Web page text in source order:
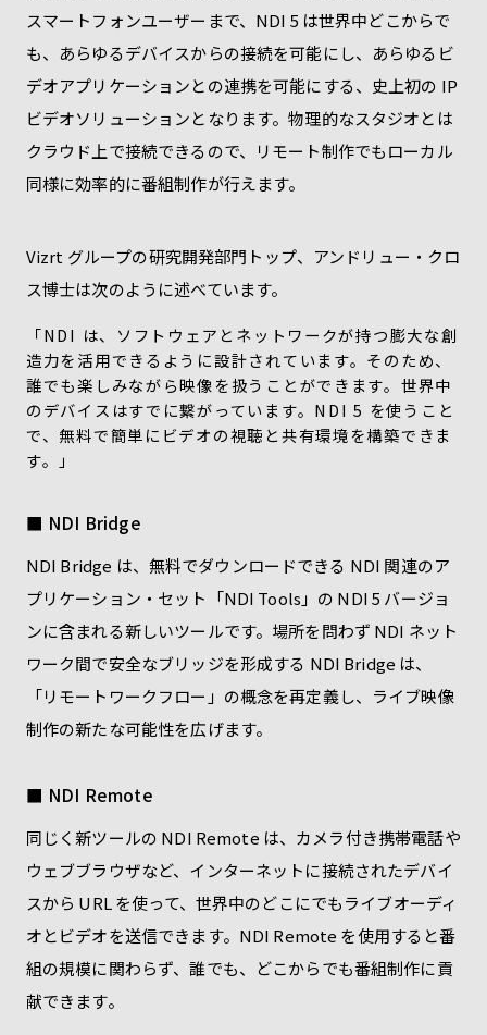
スマートフォンユーザーまで、NDI 5 は世界中どこからで
も、あらゆるデバイスからの接続を可能にし、あらゆるビ
デオアプリケーションとの連携を可能にする、史上初の IP
ビデオソリューションとなります。物理的なスタジオとは
クラウド上で接続できるので、リモート制作でもローカル
同様に効率的に番組制作が行えます。
Vizrt グループの研究開発部門トップ、アンドリュー・クロ
ス博士は次のように述べています。
「NDI は、ソフトウェアとネットワークが持つ膨大な創
造力を活用できるように設計されています。そのため、
誰でも楽しみながら映像を扱うことができます。世界中
のデバイスはすでに繋がっています。NDI 5 を使うこと
で、無料で簡単にビデオの視聴と共有環境を構築できま
す。」
■ NDI Bridge
NDI Bridge は、無料でダウンロードできる NDI 関連のア
プリケーション・セット「NDI Tools」の NDI 5 バージョ
ンに含まれる新しいツールです。場所を問わず NDI ネット
ワーク間で安全なブリッジを形成する NDI Bridge は、
「リモートワークフロー」の概念を再定義し、ライブ映像
制作の新たな可能性を広げます。
■ NDI Remote
同じく新ツールの NDI Remote は、カメラ付き携帯電話や
ウェブブラウザなど、インターネットに接続されたデバイ
スから URL を使って、世界中のどこにでもライブオーディ
オとビデオを送信できます。NDI Remote を使用すると番
組の規模に関わらず、誰でも、どこからでも番組制作に貢
献できます。